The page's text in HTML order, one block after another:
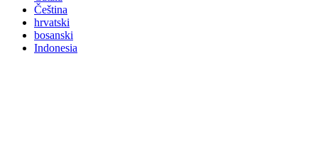
Čeština
hrvatski
bosanski
Indonesia